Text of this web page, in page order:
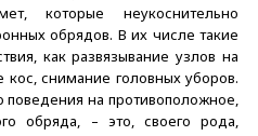
которые неукоснительно
обрядов. В их числе такие
как развязывание узлов на
снимание головных уборов.
на противоположное,
обряда, – это, своего рода,